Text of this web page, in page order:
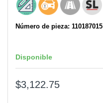
Número de pieza: 110187015
Disponible
$3,122.75